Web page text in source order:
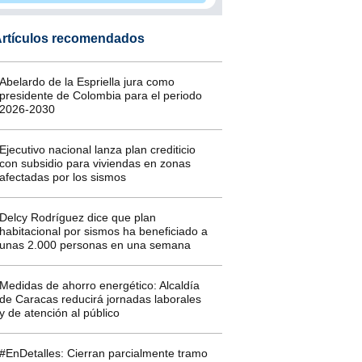
recomendados
de la Espriella jura como
de Colombia para el periodo
2030
nacional lanza plan crediticio
subsidio para viviendas en zonas
por los sismos
Rodríguez dice que plan
por sismos ha beneficiado a
2.000 personas en una semana
de ahorro energético: Alcaldía
Caracas reducirá jornadas laborales
de atención al público
Cierran parcialmente tramo